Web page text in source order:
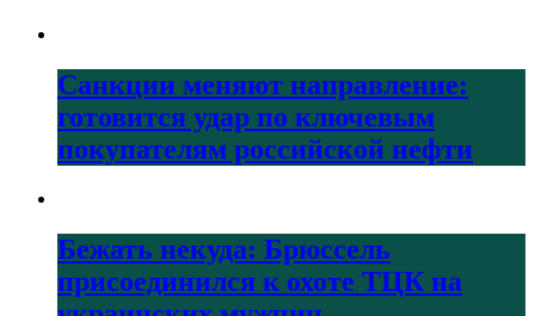
Санкции меняют направление:
готовится удар по ключевым
покупателям российской нефти
Бежать некуда: Брюссель
присоединился к охоте ТЦК на